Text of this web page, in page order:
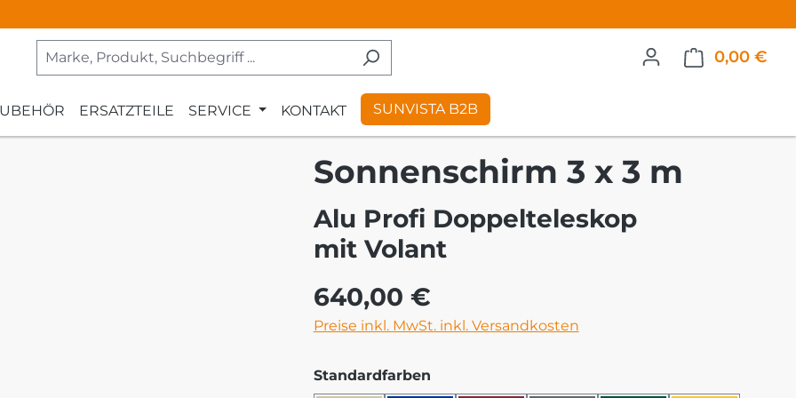
0,00 €
ERSATZTEILE SERVICE KONTAKT SUNVISTA B2B
Sonnenschirm 3 x 3 m
Alu Profi Doppelteleskop
mit Volant
Regulärer Preis:
640,00 €
Preise inkl. MwSt. inkl. Versandkosten
Standardfarbenauswählen